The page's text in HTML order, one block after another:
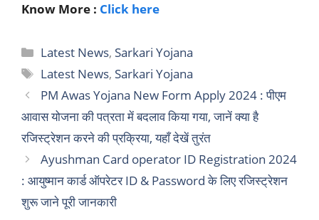
Know More : Click here
Categories
Latest News, Sarkari Yojana
Tags
Latest News, Sarkari Yojana
PM Awas Yojana New Form Apply 2024 : पीएम
आवास योजना की पत्रता में बदलाव किया गया, जानें क्या है
रजिस्ट्रेशन करने की प्रक्रिया, यहाँ देखें तुरंत
Ayushman Card operator ID Registration 2024
: आयुष्मान कार्ड ऑपरेटर ID & Password के लिए रजिस्ट्रेशन
शुरू जाने पूरी जानकारी